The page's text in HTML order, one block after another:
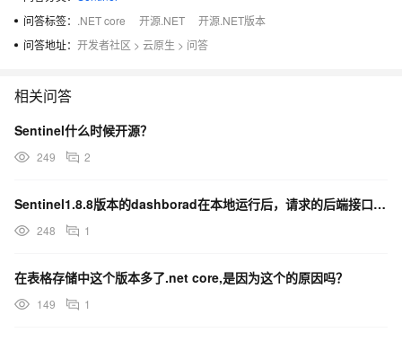
问答标签： .NET core 开源.NET
开源.NET版本
问答地址： 开发者社区 > 云原生 > 问答
相关问答
Sentinel什么时候开源？
249 2
Sentinel1.8.8版本的dashborad在本地运行后，请求的后端接口为啥会多一个/？
248 1
在表格存储中这个版本多了.net core,是因为这个的原因吗？
149 1